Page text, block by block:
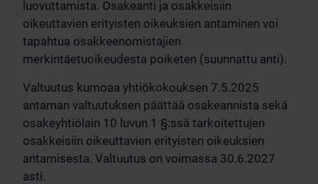
luovuttamista. Osakeanti ja osakkeisiin
oikeuttavien erityisten oikeuksien antaminen voi
tapahtua osakkeenomistajien
merkintäetuoikeudesta poiketen (suunnattu anti).
Valtuutus kumoaa yhtiökokouksen 7.5.2025
antaman valtuutuksen päättää osakeannista sekä
osakeyhtiölain 10 luvun 1 §:ssä tarkoitettujen
osakkeisiin oikeuttavien erityisten oikeuksien
antamisesta. Valtuutus on voimassa 30.6.2027
asti.